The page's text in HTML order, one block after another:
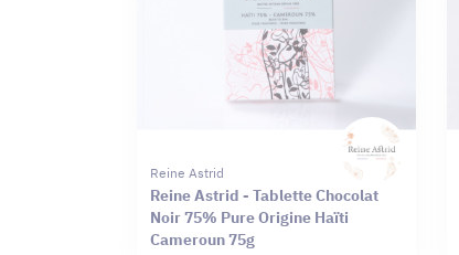
Reine Astrid
Reine Astrid - Tablette Chocolat
Noir 75% Pure Origine Haïti
Cameroun 75g